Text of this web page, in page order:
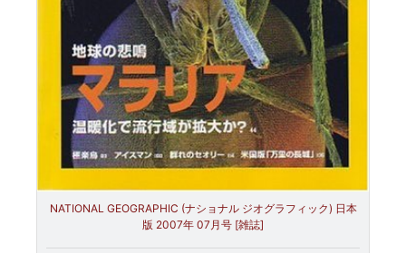
NATIONAL GEOGRAPHIC (ナショナル ジオグラフィック) 日本
版 2007年 07月号 [雑誌]